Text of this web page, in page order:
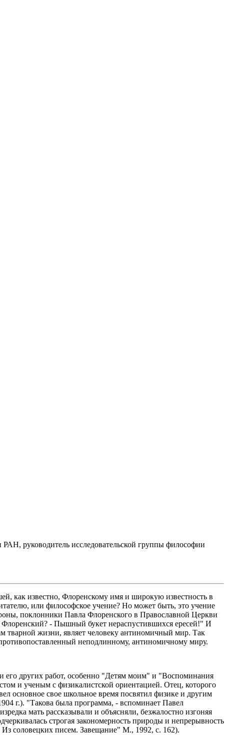
руководитель исследовательской группы философии
как известно, Флоренскому имя и широкую известность в
или философское учение? Но может быть, это учение
поклонники Павла Флоренского в Православной Церкви
Флоренский? - Пышный букет нераспустившихся ересей!" И
тварной жизни, являет человеку антиномичный мир. Так
неподлинному, антиномичному миру.
его других работ, особенно "Детям моим" и "Воспоминания
и ученым с физикалистской ориентацией. Отец, которого
основное свое школьное время посвятил физике и другим
г.). "Такова была программа, - вспоминает Павел
мать рассказывали и объясняли, безжалостно изгоняя
строгая закономерность природы и непрерывность
соловецких писем. Завещание" М., 1992, с. 162).